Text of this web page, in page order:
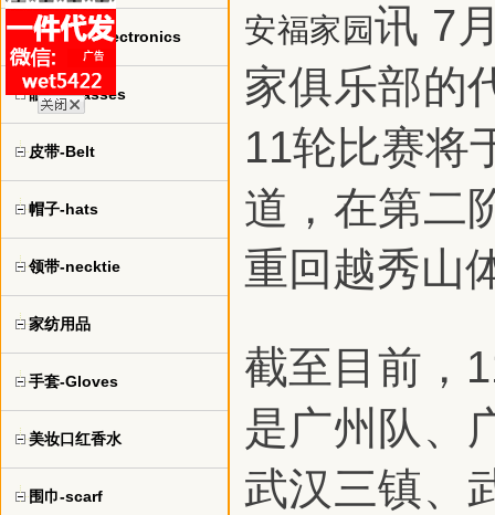
电子产品-Electronics
眼镜-Glasses
皮带-Belt
帽子-hats
领带-necktie
家纺用品
手套-Gloves
美妆口红香水
围巾-scarf
安福家园讯 7
家俱乐部的
11轮比赛将
道，在第二
重回越秀山
截至目前，
是广州队、
武汉三镇、